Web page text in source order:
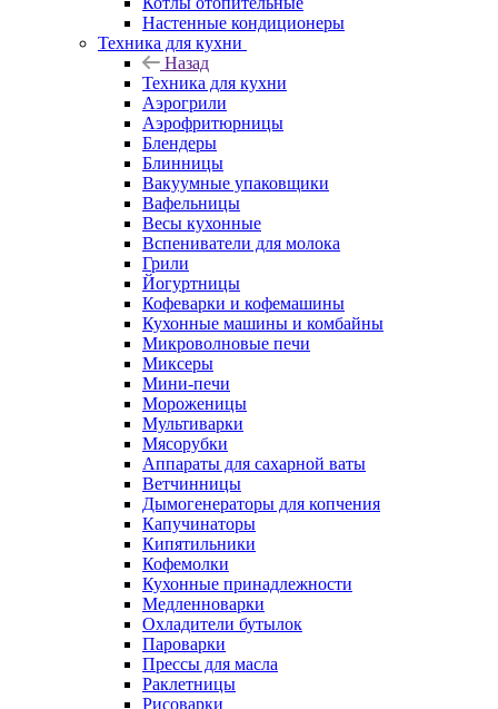
Настенные кондиционеры
Техника для кухни
Назад
Техника для кухни
Аэрогрили
Аэрофритюрницы
Блендеры
Блинницы
Вакуумные упаковщики
Вафельницы
Весы кухонные
Вспениватели для молока
Грили
Йогуртницы
Кофеварки и кофемашины
Кухонные машины и комбайны
Микроволновые печи
Миксеры
Мини-печи
Мороженицы
Мультиварки
Мясорубки
Аппараты для сахарной ваты
Ветчинницы
Дымогенераторы для копчения
Капучинаторы
Кипятильники
Кофемолки
Кухонные принадлежности
Медленноварки
Охладители бутылок
Пароварки
Прессы для масла
Раклетницы
Рисоварки